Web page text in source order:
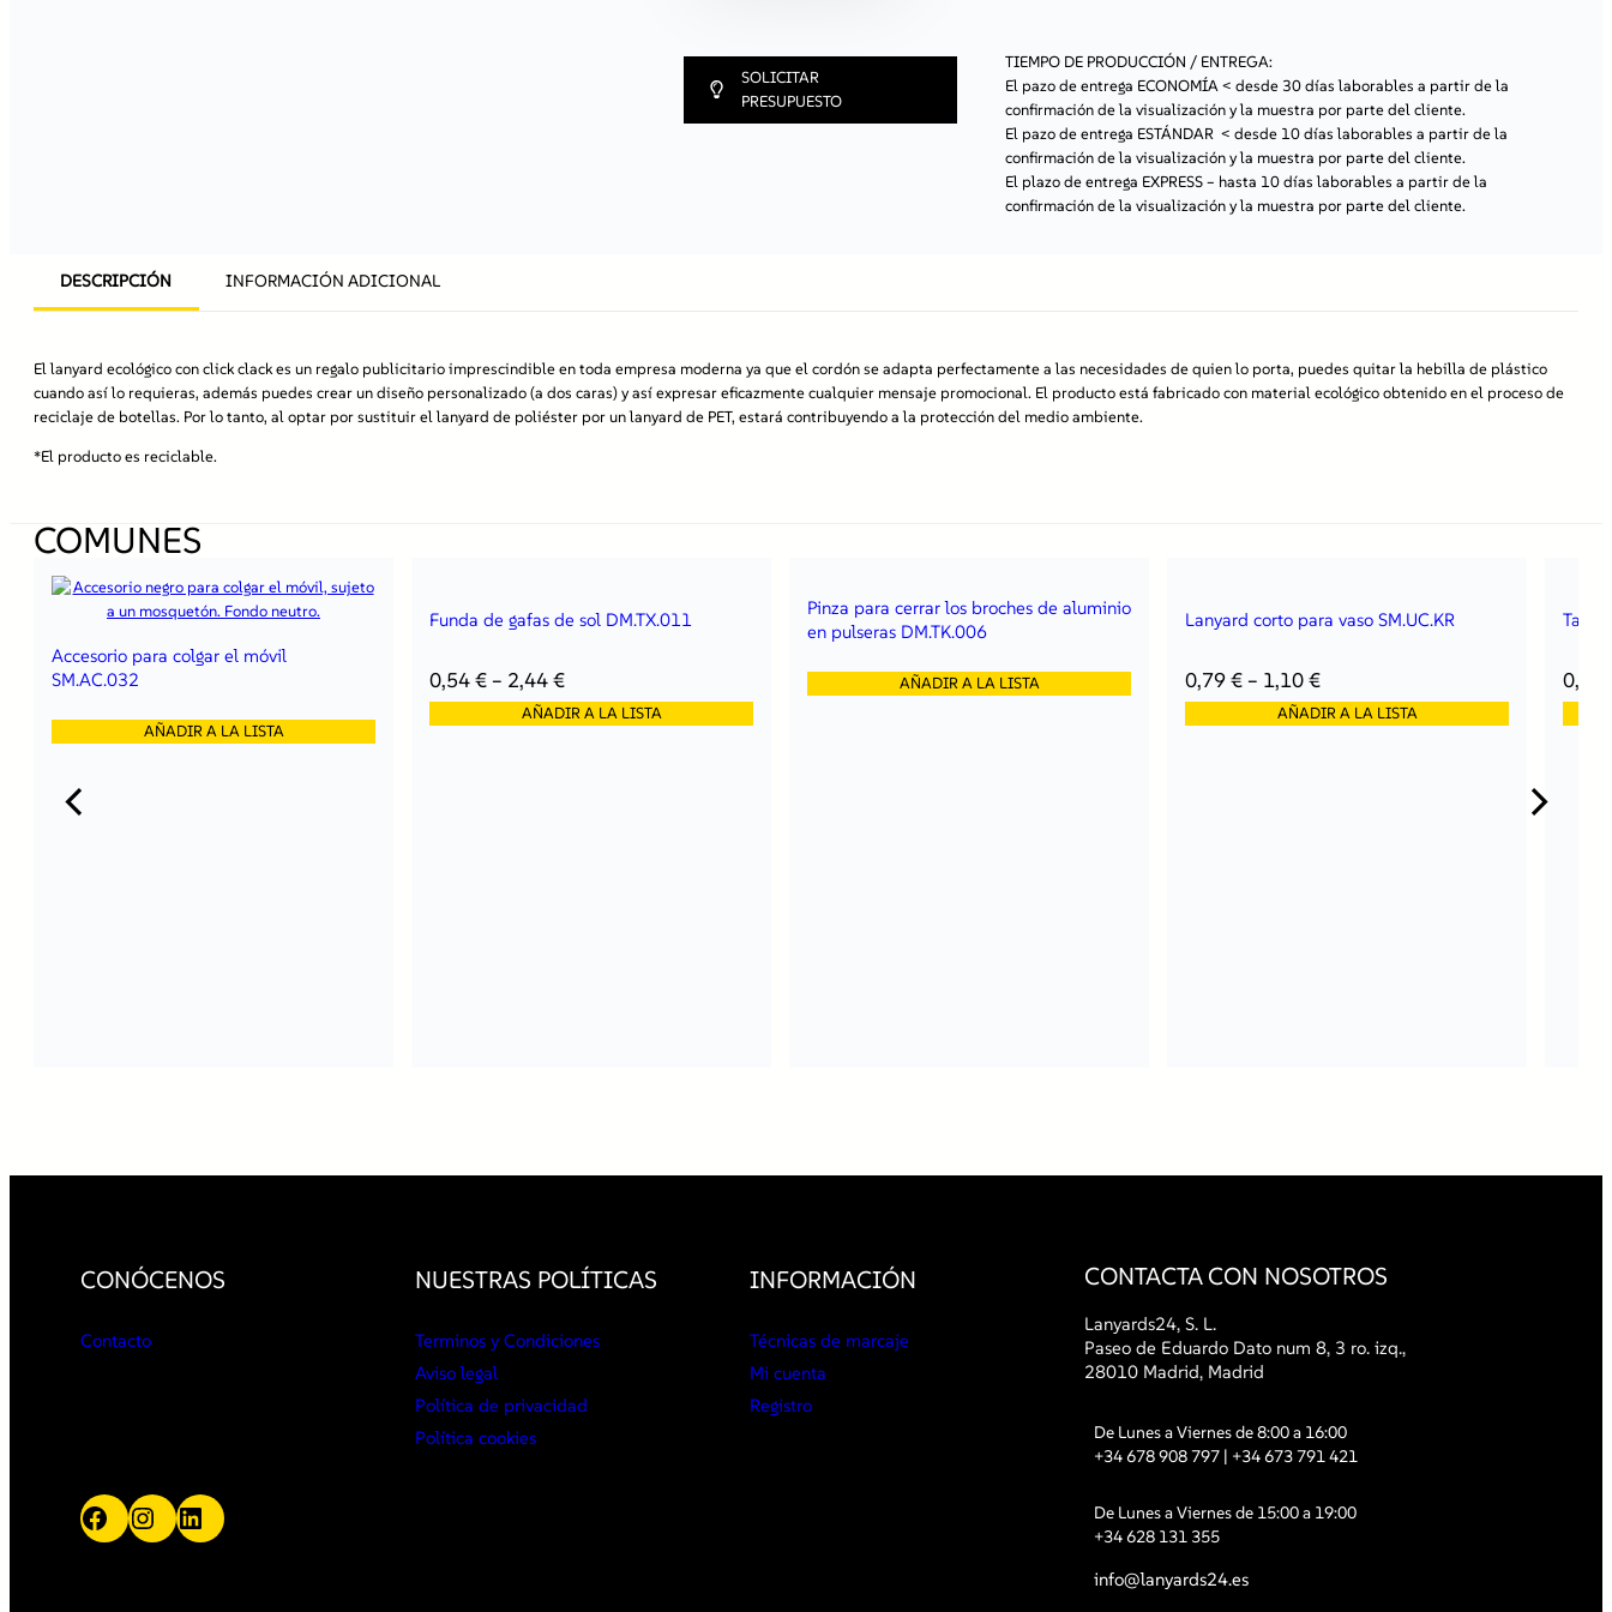
r
e
b
i
l
s
t
o
S
SOLICITAR
PRESUPUESTO
TIEMPO DE PRODUCCIÓN / ENTREGA:
El pazo de entrega ECONOMÍA< desde 30 días laborables a partir de la
confirmación de la visualización y la muestra por parte del cliente.
El pazo de entrega ESTÁNDAR < desde 10 días laborables a partir de la
confirmación de la visualización y la muestra por parte del cliente.
El plazo de entrega EXPRESS– hasta 10 días laborables a partir de la
confirmación de la visualización y la muestra por parte del cliente.
DESCRIPCIÓN INFORMACIÓN ADICIONAL
El lanyard ecológico con click clack es un regalo publicitario imprescindible en toda empresa moderna ya que el cordón se adapta perfectamente a las necesidades de quien lo porta, puedes quitar la hebilla de plástico
cuando así lo requieras, además puedes crear un diseño personalizado (a dos caras) y así expresar eficazmente cualquier mensaje promocional. El producto está fabricado con material ecológico obtenido en el proceso de
reciclaje de botellas. Por lo tanto, al optar por sustituir el lanyard de poliéster por un lanyard de PET, estará contribuyendo a la protección del medio ambiente.
*El producto es reciclable.
COMUNES
Accesorio para colgar el móvil
SM.AC.032
AÑADIR A LA LISTA
Funda de gafas de sol DM.TX.011
0,54€ – 2,44€
AÑADIR A LA LISTA
Pinza para cerrar los broches de aluminio
en pulseras DM.TK.006
AÑADIR A LA LISTA
Lanyard corto para vaso SM.UC.KR
0,79€ – 1,10€
AÑADIR A LA LISTA
Tapa
0,53
CONÓCENOS
Contacto
NUESTRAS POLÍTICAS
Terminos y Condiciones
Aviso legal
Política de privacidad
Política cookies
INFORMACIÓN
Técnicas de marcaje
Mi cuenta
Registro
Facebook Instagram LinkedIn
CONTACTA CON NOSOTROS
Lanyards24, S. L.
Paseo de Eduardo Dato num 8, 3 ro. izq.,
28010 Madrid, Madrid
De Lunes a Viernes de 8:00 a 16:00
+34 678 908 797 | +34 673 791 421
De Lunes a Viernes de 15:00 a 19:00
+34 628 131 355
info@lanyards24.es